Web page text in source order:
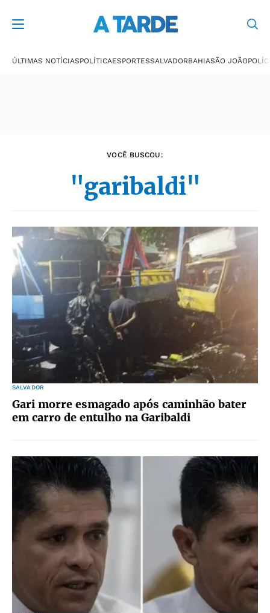
ÚLTIMAS NOTÍCIASPOLÍTICAESPORTESSALVADORBAHIASÃO JOÃO
VOCÊ BUSCOU:
"garibaldi"
SALVADOR
Gari morre esmagado após caminhão bater
em carro de entulho na Garibaldi